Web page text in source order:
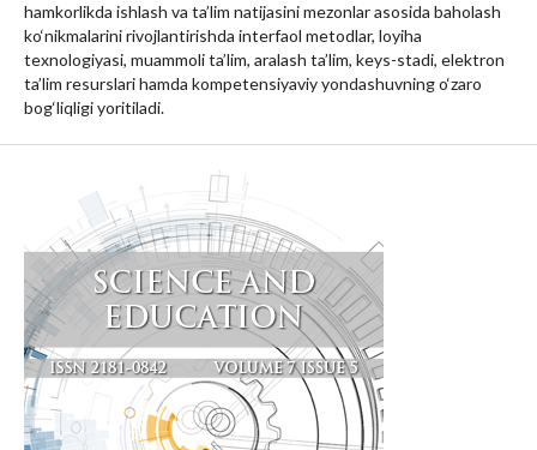
hamkorlikda ishlash va ta’lim natijasini mezonlar asosida baholash
ko‘nikmalarini rivojlantirishda interfaol metodlar, loyiha
texnologiyasi, muammoli ta’lim, aralash ta’lim, keys-stadi, elektron
ta’lim resurslari hamda kompetensiyaviy yondashuvning o‘zaro
bog‘liqligi yoritiladi.